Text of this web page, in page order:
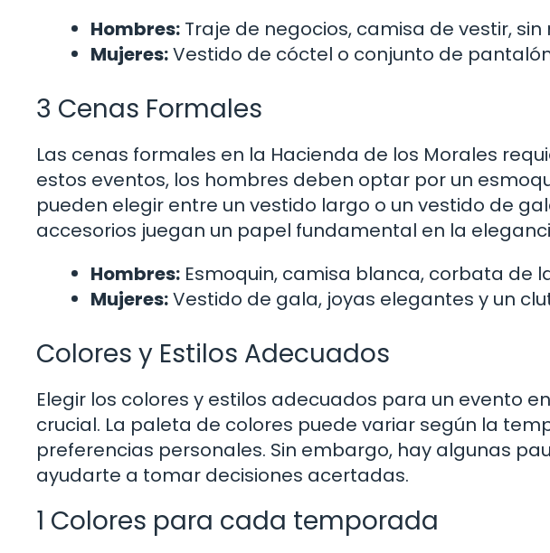
Hombres: Traje de negocios, camisa de vestir,
Mujeres:Vestido de cóctel o conjunto de
3 Cenas Formales
Las cenas formales en la Hacienda de los Morales
estos eventos, los hombres deben optar por un
pueden elegir entre un vestido largo o un vestido de
accesorios juegan un papel fundamental en la
Hombres: Esmoquin, camisa blanca, corbata de
Mujeres:Vestido de gala, joyas elegantes y un
Colores y Estilos Adecuados
Elegir los colores y estilos adecuados para un evento
crucial. La paleta de colores puede variar según la
preferencias personales. Sin embargo, hay algunas
ayudarte a tomar decisiones acertadas.
1 Colores para cada temporada